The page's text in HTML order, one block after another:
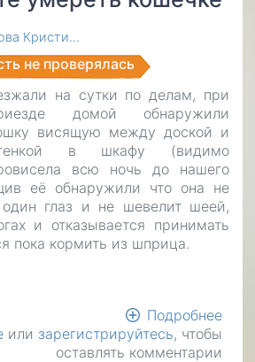
Кристи…
не проверялась
на сутки по делам, при
домой обнаружили
висящую между доской и
в шкафу (видимо
всю ночь до нашего
её обнаружили что она не
глаз и не шевелит шеей,
и отказывается принимать
пока кормить из шприца.
Подробнее
или зарегистрируйтесь, чтобы
оставлять комментарии